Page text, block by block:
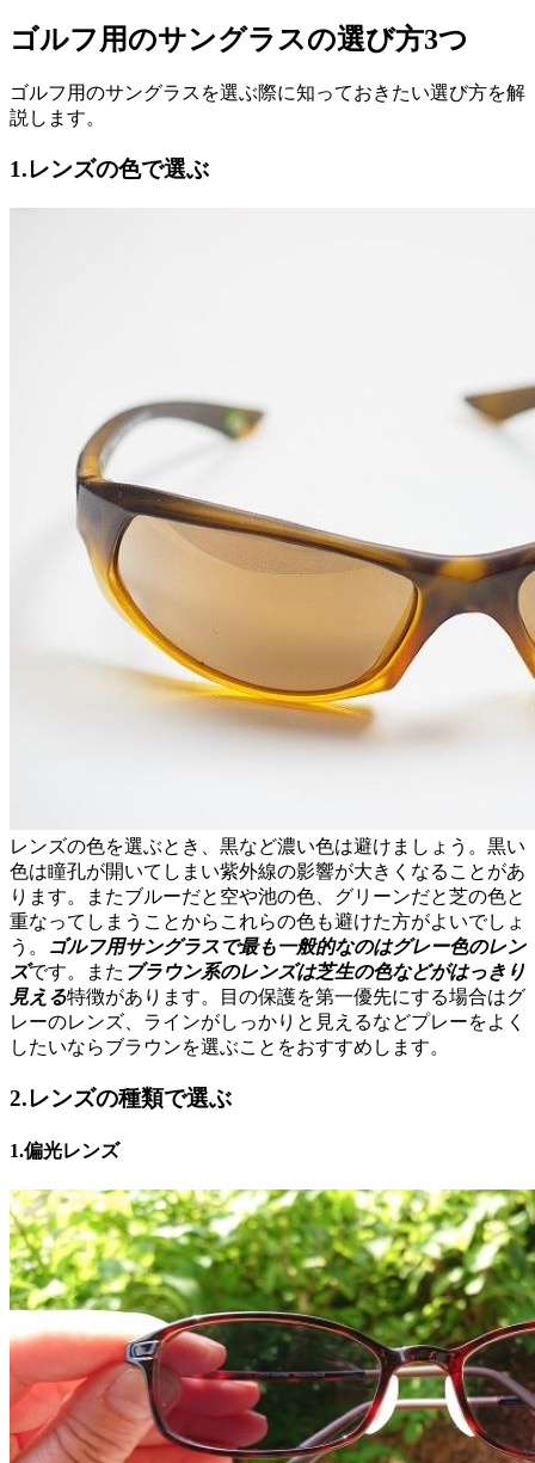
ゴルフ用のサングラスの選び方3つ
ゴルフ用のサングラスを選ぶ際に知っておきたい選び方を解
説します。
1.レンズの色で選ぶ
レンズの色を選ぶとき、黒など濃い色は避けましょう。黒い
色は瞳孔が開いてしまい紫外線の影響が大きくなることがあ
ります。またブルーだと空や池の色、グリーンだと芝の色と
重なってしまうことからこれらの色も避けた方がよいでしょ
う。
ゴルフ用サングラスで最も一般的なのはグレー色のレン
ズです。また ブラウン系のレンズは芝生の色などがはっきり
見える特徴があります。目の保護を第一優先にする場合はグ
レーのレンズ、ラインがしっかりと見えるなどプレーをよく
したいならブラウンを選ぶことをおすすめします。
2.レンズの種類で選ぶ
1.偏光レンズ